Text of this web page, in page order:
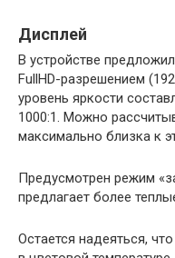
Дисплей
В устройстве
FullHD-разрешением
уровень яркости
1000:1. Можно
максимально близка к
Предусмотрен режим
предлагает более
Остается надеяться,